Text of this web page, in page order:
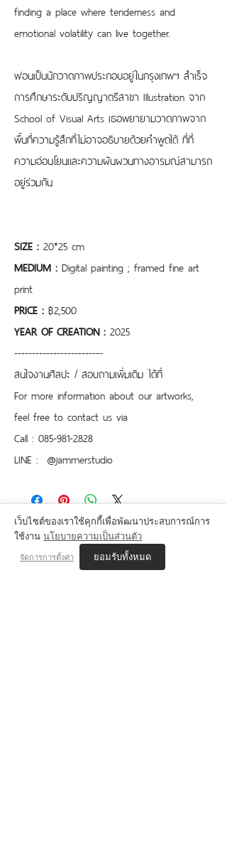
finding a place where tenderness and
emotional volatility can live together.
ฟอนเป็นนักวาดภาพประกอบอยู่ในกรุงเทพฯ สำเร็จ
การศึกษาระดับปริญญาตรีสาขา Illustration จาก
School of Visual Arts เธอพยายามวาดภาพจาก
พื้นที่ความรู้สึกที่ไม่อาจอธิบายด้วยคำพูดได้ ที่ที่
ความอ่อนโยนและความผันผวนทางอารมณ์สามารถ
อยู่ร่วมกัน
SIZE : 20*25 cm
MEDIUM : Digital painting ; framed fine art
print
PRICE : ฿2,500
YEAR OF CREATION : 2025
-------------------------
สนใจงานศิลปะ / สอบถามเพิ่มเติม ได้ที่
For more information about our artworks,
feel free to contact us via
Call : 085-981-2828
LINE :  @jammerstudio
เว็บไซต์ของเราใช้คุกกี้เพื่อพัฒนาประสบการณ์การ
ใช้งาน นโยบายความเป็นส่วนตัว
จัดการการตั้งค่า ยอมรับทั้งหมด